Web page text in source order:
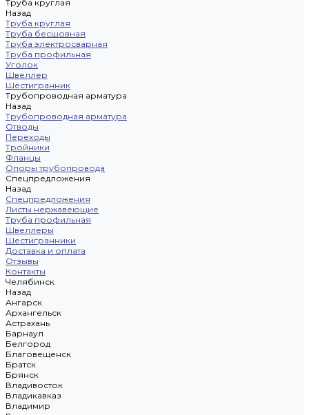
Труба круглая
Назад
Труба круглая
Труба бесшовная
Труба электросварная
Труба профильная
Уголок
Швеллер
Шестигранник
Трубопроводная арматура
Назад
Трубопроводная арматура
Отводы
Переходы
Тройники
Фланцы
Опоры трубопровода
Спецпредложения
Назад
Спецпредложения
Листы нержавеющие
Труба профильная
Швеллеры
Шестигранники
Доставка и оплата
Отзывы
Контакты
Челябинск
Назад
Ангарск
Архангельск
Астрахань
Барнаул
Белгород
Благовещенск
Братск
Брянск
Владивосток
Владикавказ
Владимир